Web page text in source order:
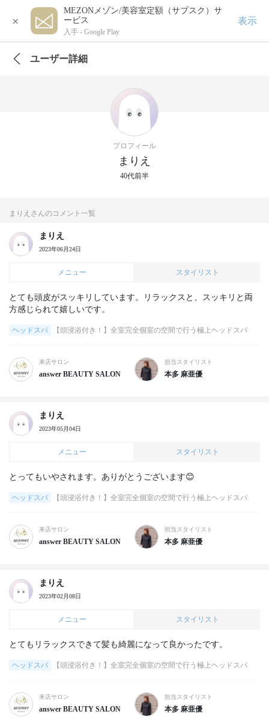
×
MEZONメゾン/美容室定額（サブスク）サ
ービス
入手 - Google Play
表示
ユーザー詳細
プロフィール
まりえ
40代前半
まりえさんのコメント一覧
まりえ
2023年06月24日
メニュー スタイリスト
とても頭皮がスッキリしています。リラックスと、スッキリと両
方感じられて嬉しいです。
ヘッドスパ 【頭浸浴付き！】全室完全個室の空間で行う極上ヘッドスパ
来店サロン
answer BEAUTY SALON
担当スタイリスト
本多 麻亜優
まりえ
2023年05月04日
メニュー スタイリスト
とってもいやされます。ありがとうございます😊
ヘッドスパ 【頭浸浴付き！】全室完全個室の空間で行う極上ヘッドスパ
来店サロン
answer BEAUTY SALON
担当スタイリスト
本多 麻亜優
まりえ
2023年02月08日
メニュー スタイリスト
とてもリラックスできて髪も綺麗になって良かったです。
ヘッドスパ 【頭浸浴付き！】全室完全個室の空間で行う極上ヘッドスパ
来店サロン
answer BEAUTY SALON
担当スタイリスト
本多 麻亜優